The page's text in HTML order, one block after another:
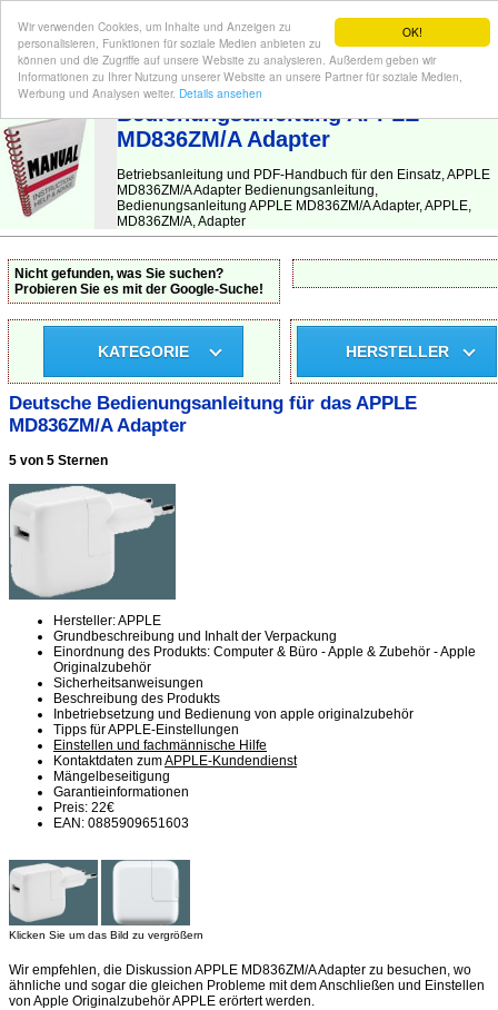
OK!
Wir verwenden Cookies, um Inhalte und Anzeigen zu
personalisieren, Funktionen für soziale Medien anbieten zu
können und die Zugriffe auf unsere Website zu analysieren. Außerdem geben wir
Informationen zu Ihrer Nutzung unserer Website an unsere Partner für soziale Medien,
Werbung und Analysen weiter. Details ansehen
BEDIENUNGSANLEITUNG| Hier finden Sie die deutsche Anleitung!
Bedienungsanleitung APPLE
MD836ZM/A Adapter
Betriebsanleitung und PDF-Handbuch für den Einsatz, APPLE
MD836ZM/A Adapter Bedienungsanleitung,
Bedienungsanleitung APPLE MD836ZM/A Adapter, APPLE,
MD836ZM/A, Adapter
Nicht gefunden, was Sie suchen?
Probieren Sie es mit der Google-Suche!
KATEGORIE HERSTELLER
Deutsche Bedienungsanleitung für das APPLE
MD836ZM/A Adapter
5 von 5 Sternen
Hersteller: APPLE
Grundbeschreibung und Inhalt der Verpackung
Einordnung des Produkts: Computer & Büro - Apple & Zubehör - Apple
Originalzubehör
Sicherheitsanweisungen
Beschreibung des Produkts
Inbetriebsetzung und Bedienung von apple originalzubehör
Tipps für APPLE-Einstellungen
Einstellen und fachmännische Hilfe
Kontaktdaten zumAPPLE-Kundendienst
Mängelbeseitigung
Garantieinformationen
Preis: 22€
EAN: 0885909651603
Klicken Sie um das Bild zu vergrößern
Wir empfehlen, die Diskussion APPLE MD836ZM/A Adapter zu besuchen, wo
ähnliche und sogar die gleichen Probleme mit dem Anschließen und Einstellen
von Apple Originalzubehör APPLE erörtert werden.